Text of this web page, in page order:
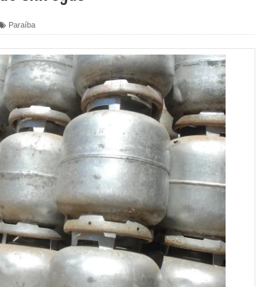
Prefeitura de Sapé em 2026
(25) e deve atrair grande público
do Sindicato
e CRAS de Sapé
em Brasília
BREJO em Guarabira
candidatura de Denise Ribeiro à
Paraíba